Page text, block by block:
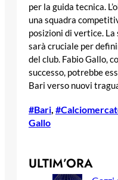
per la guida tecnica.
una squadra
posizioni di vertice.
sarà cruciale per
del club. Fabio Gallo,
successo, potrebbe
Bari verso nuovi
#Bari,
Gallo
ULTIM’ORA